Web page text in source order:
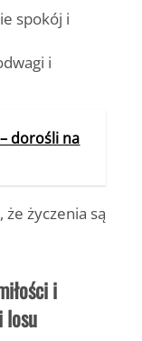
spokój i
i
dorośli na
życzenia są
i
losu